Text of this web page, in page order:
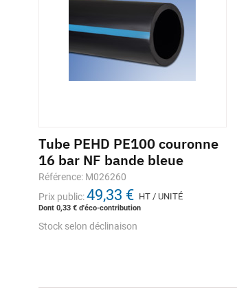
Tube PEHD PE100 couronne
16 bar NF bande bleue
Référence: M026260
Prix public:49,33 € HT / UNITÉ
Dont 0,33 € d'éco-contribution
Stock selon déclinaison
Circomètre 13mm 3m
Référence: 665761
Prix public:27,16 €
stocks / disponibilité
En stock